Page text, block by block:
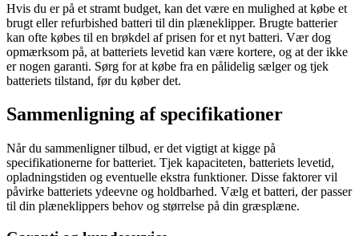
Hvis du er på et stramt budget, kan det være en mulighed at købe et
brugt eller refurbished batteri til din plæneklipper. Brugte batterier
kan ofte købes til en brøkdel af prisen for et nyt batteri. Vær dog
opmærksom på, at batteriets levetid kan være kortere, og at der ikke
er nogen garanti. Sørg for at købe fra en pålidelig sælger og tjek
batteriets tilstand, før du køber det.
Sammenligning af specifikationer
Når du sammenligner tilbud, er det vigtigt at kigge på
specifikationerne for batteriet. Tjek kapaciteten, batteriets levetid,
opladningstiden og eventuelle ekstra funktioner. Disse faktorer vil
påvirke batteriets ydeevne og holdbarhed. Vælg et batteri, der passer
til din plæneklippers behov og størrelse på din græsplæne.